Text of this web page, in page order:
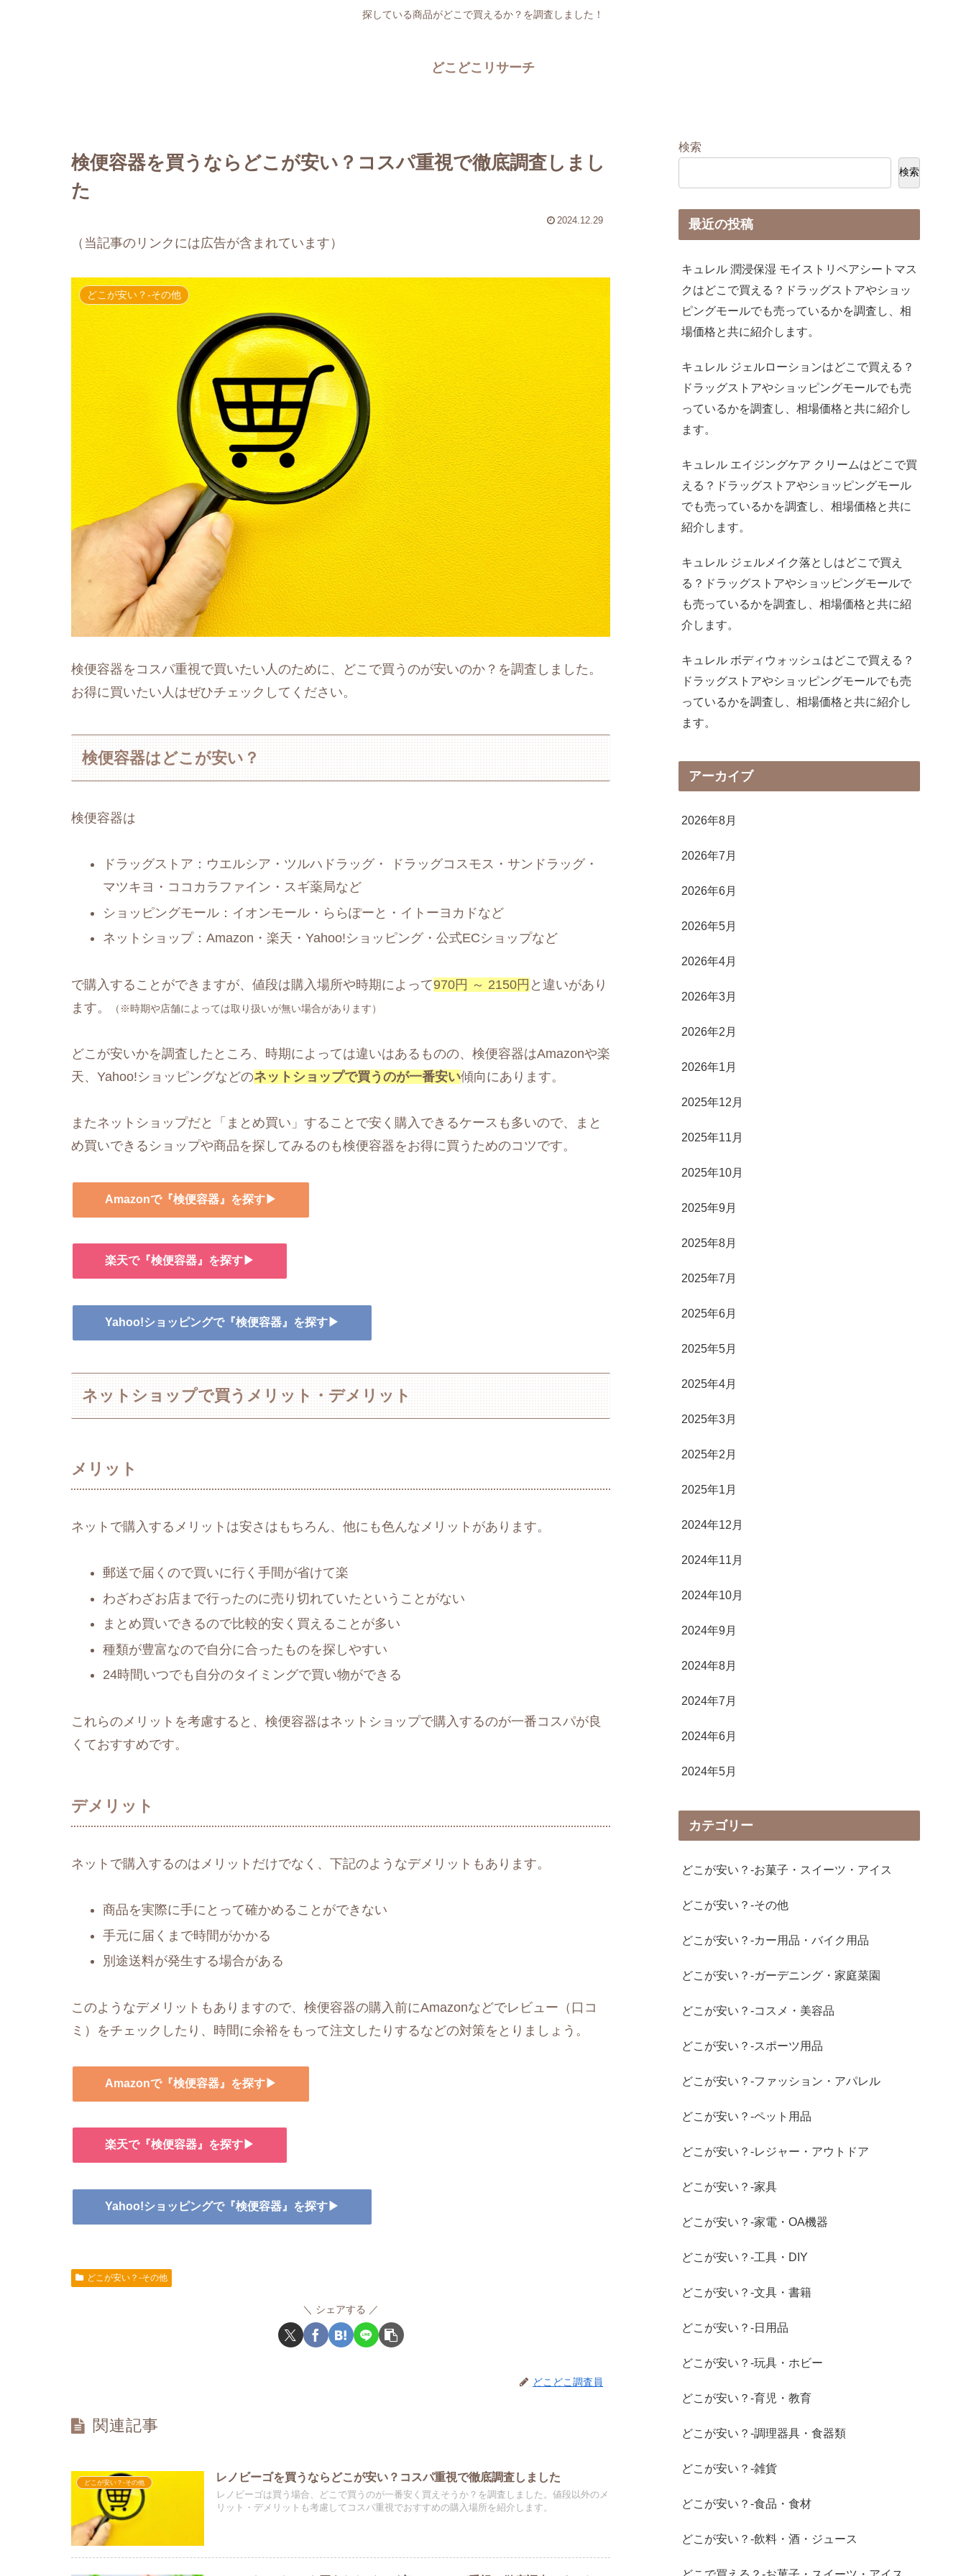
探している商品がどこで買えるか？を調査しました！
どこどこリサーチ
検便容器を買うならどこが安い？コスパ重視で徹底調査しまし
た
2024.12.29
（当記事のリンクには広告が含まれています）
どこが安い？-その他
検便容器をコスパ重視で買いたい人のために、どこで買うのが安いのか？を調査しました。
お得に買いたい人はぜひチェックしてください。
検便容器はどこが安い？
検便容器は
ドラッグストア：ウエルシア・ツルハドラッグ・ ドラッグコスモス・サンドラッグ・
マツキヨ・ココカラファイン・スギ薬局など
ショッピングモール：イオンモール・ららぽーと・イトーヨカドなど
ネットショップ：Amazon・楽天・Yahoo!ショッピング・公式ECショップなど
で購入することができますが、値段は購入場所や時期によって970円 ～ 2150円 と違いがあり
ます。
（※時期や店舗によっては取り扱いが無い場合があります）
どこが安いかを調査したところ、時期によっては違いはあるものの、検便容器はAmazonや楽
天、Yahoo!ショッピングなどのネットショップで買うのが一番安い傾向にあります。
またネットショップだと「まとめ買い」することで安く購入できるケースも多いので、まと
め買いできるショップや商品を探してみるのも検便容器をお得に買うためのコツです。
Amazonで『検便容器』を探す▶
楽天で『検便容器』を探す▶
Yahoo!ショッピングで『検便容器』を探す▶
ネットショップで買うメリット・デメリット
メリット
ネットで購入するメリットは安さはもちろん、他にも色んなメリットがあります。
郵送で届くので買いに行く手間が省けて楽
わざわざお店まで行ったのに売り切れていたということがない
まとめ買いできるので比較的安く買えることが多い
種類が豊富なので自分に合ったものを探しやすい
24時間いつでも自分のタイミングで買い物ができる
これらのメリットを考慮すると、検便容器はネットショップで購入するのが一番コスパが良
くておすすめです。
デメリット
ネットで購入するのはメリットだけでなく、下記のようなデメリットもあります。
商品を実際に手にとって確かめることができない
手元に届くまで時間がかかる
別途送料が発生する場合がある
このようなデメリットもありますので、検便容器の購入前にAmazonなどでレビュー（口コ
ミ）をチェックしたり、時間に余裕をもって注文したりするなどの対策をとりましょう。
Amazonで『検便容器』を探す▶
楽天で『検便容器』を探す▶
Yahoo!ショッピングで『検便容器』を探す▶
どこが安い？-その他
シェアする
どこどこ調査員
関連記事
どこが安い？-その他 レノビーゴを買うならどこが安い？コスパ重視で徹底調査しました
レノビーゴは買う場合、どこで買うのが一番安く買えそうか？を調査しました。値段以外のメ
リット・デメリットも考慮してコスパ重視でおすすめの購入場所を紹介します。
検索
検索
最近の投稿
キュレル 潤浸保湿 モイストリペアシートマス
クはどこで買える？ドラッグストアやショッ
ピングモールでも売っているかを調査し、相
場価格と共に紹介します。
キュレル ジェルローションはどこで買える？
ドラッグストアやショッピングモールでも売
っているかを調査し、相場価格と共に紹介し
ます。
キュレル エイジングケア クリームはどこで買
える？ドラッグストアやショッピングモール
でも売っているかを調査し、相場価格と共に
紹介します。
キュレル ジェルメイク落としはどこで買え
る？ドラッグストアやショッピングモールで
も売っているかを調査し、相場価格と共に紹
介します。
キュレル ボディウォッシュはどこで買える？
ドラッグストアやショッピングモールでも売
っているかを調査し、相場価格と共に紹介し
ます。
アーカイブ
2026年8月
2026年7月
2026年6月
2026年5月
2026年4月
2026年3月
2026年2月
2026年1月
2025年12月
2025年11月
2025年10月
2025年9月
2025年8月
2025年7月
2025年6月
2025年5月
2025年4月
2025年3月
2025年2月
2025年1月
2024年12月
2024年11月
2024年10月
2024年9月
2024年8月
2024年7月
2024年6月
2024年5月
カテゴリー
どこが安い？-お菓子・スイーツ・アイス
どこが安い？-その他
どこが安い？-カー用品・バイク用品
どこが安い？-ガーデニング・家庭菜園
どこが安い？-コスメ・美容品
どこが安い？-スポーツ用品
どこが安い？-ファッション・アパレル
どこが安い？-ペット用品
どこが安い？-レジャー・アウトドア
どこが安い？-家具
どこが安い？-家電・OA機器
どこが安い？-工具・DIY
どこが安い？-文具・書籍
どこが安い？-日用品
どこが安い？-玩具・ホビー
どこが安い？-育児・教育
どこが安い？-調理器具・食器類
どこが安い？-雑貨
どこが安い？-食品・食材
どこが安い？-飲料・酒・ジュース